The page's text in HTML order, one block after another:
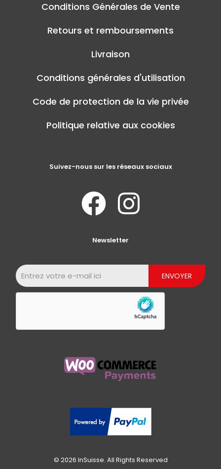
Conditions Générales de Vente
Retours et remboursements
Livraison
Conditions générales d'utilisation
Code de protection de la vie privée
Politique relative aux cookies
Suivez-nous sur les réseaux sociaux
Newsletter
© 2026 InSuisse. All Rights Reserved